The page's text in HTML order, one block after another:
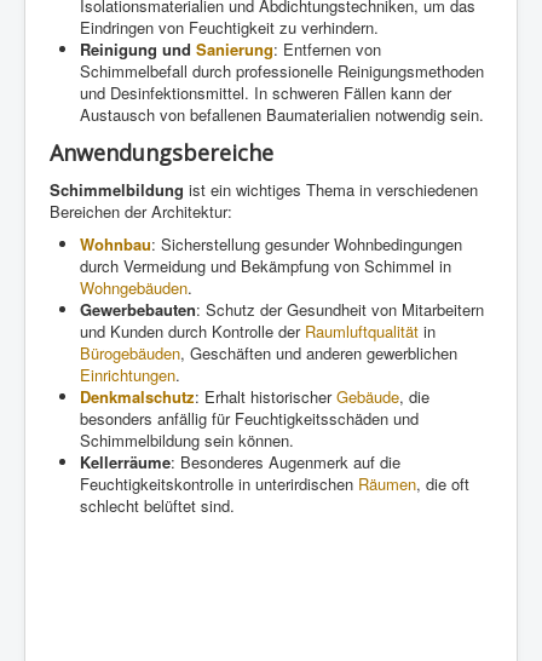
Isolationsmaterialien und Abdichtungstechniken, um das
Eindringen von Feuchtigkeit zu verhindern.
Reinigung und Sanierung: Entfernen von
Schimmelbefall durch professionelle Reinigungsmethoden
und Desinfektionsmittel. In schweren Fällen kann der
Austausch von befallenen Baumaterialien notwendig sein.
Anwendungsbereiche
Schimmelbildung ist ein wichtiges Thema in verschiedenen
Bereichen der Architektur:
Wohnbau: Sicherstellung gesunder Wohnbedingungen
durch Vermeidung und Bekämpfung von Schimmel in
Wohngebäuden.
Gewerbebauten: Schutz der Gesundheit von Mitarbeitern
und Kunden durch Kontrolle der Raumluftqualität in
Bürogebäuden, Geschäften und anderen gewerblichen
Einrichtungen.
Denkmalschutz: Erhalt historischerGebäude, die
besonders anfällig für Feuchtigkeitsschäden und
Schimmelbildung sein können.
Kellerräume: Besonderes Augenmerk auf die
Feuchtigkeitskontrolle in unterirdischen Räumen, die oft
schlecht belüftet sind.